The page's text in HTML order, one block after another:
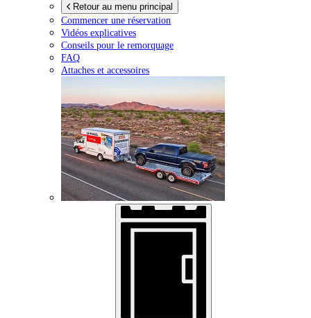
Retour au menu principal
Commencer une réservation
Vidéos explicatives
Conseils pour le remorquage
FAQ
Attaches et accessoires